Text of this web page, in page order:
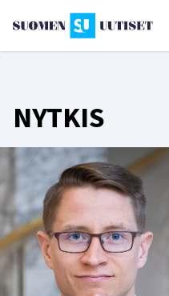
NYTKIS